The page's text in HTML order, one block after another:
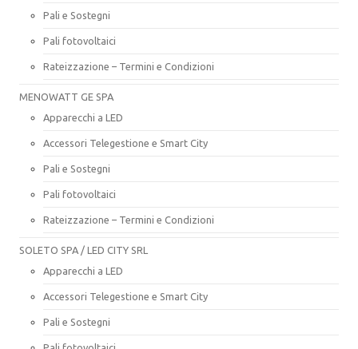
Pali e Sostegni
Pali fotovoltaici
Rateizzazione – Termini e Condizioni
MENOWATT GE SPA
Apparecchi a LED
Accessori Telegestione e Smart City
Pali e Sostegni
Pali fotovoltaici
Rateizzazione – Termini e Condizioni
SOLETO SPA / LED CITY SRL
Apparecchi a LED
Accessori Telegestione e Smart City
Pali e Sostegni